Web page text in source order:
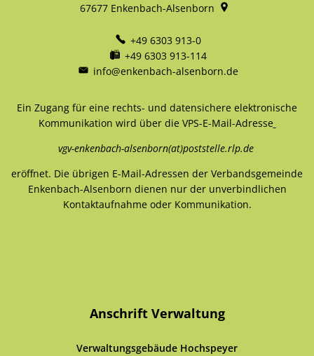
67677 Enkenbach-Alsenborn
+49 6303 913-0
+49 6303 913-114
info@enkenbach-alsenborn.de
Ein Zugang für eine rechts- und datensichere elektronische
Kommunikation wird über die VPS-E-Mail-Adresse
vgv-enkenbach-alsenborn(at)poststelle.rlp.de
eröffnet. Die übrigen E-Mail-Adressen der Verbandsgemeinde
Enkenbach-Alsenborn dienen nur der unverbindlichen
Kontaktaufnahme oder Kommunikation.
Anschrift Verwaltung
Verwaltungsgebäude Hochspeyer